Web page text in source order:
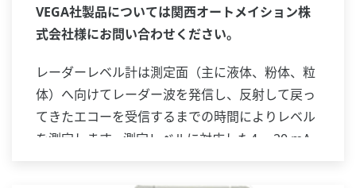
VEGA社製品については関西オートメイション株
式会社様にお問い合わせください。
レーダーレベル計は測定面（主に液体、粉体、粒
体）へ向けてレーダー波を発信し、反射して戻っ
てきたエコーを受信するまでの時間によりレベル
を測定します。測定レベルに対応した4 ～20 mA
は温度、圧力などの周囲環境や測定対象の密度、